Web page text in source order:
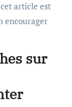
article est
encourager
sur